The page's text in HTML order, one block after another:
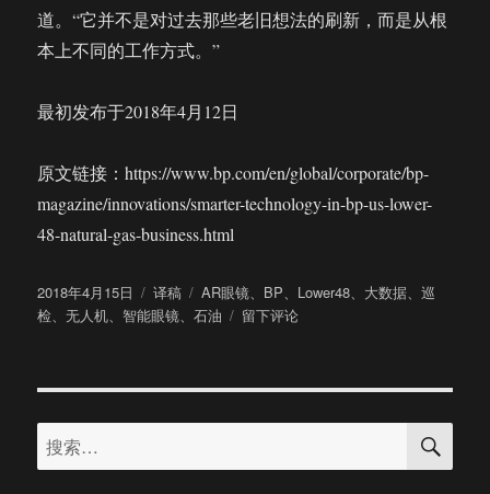
道。“它并不是对过去那些老旧想法的刷新，而是从根
本上不同的工作方式。”
最初发布于2018年4月12日
原文链接：https://www.bp.com/en/global/corporate/bp-
magazine/innovations/smarter-technology-in-bp-us-lower-
48-natural-gas-business.html
发
布
2018年4月15日
分
类
译稿
标
签
AR眼镜、 BP、 Lower48、 大数据、巡
检、无人机、 智能眼镜、石油
于
镜、
人
大
留下评论
搜
索：
搜